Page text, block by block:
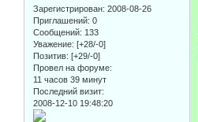
Зарегистрирован: 2008-08-26
Приглашений: 0
Сообщений: 133
Уважение: [+28/-0]
Позитив: [+29/-0]
Провел на форуме:
11 часов 39 минут
Последний визит:
2008-12-10 19:48:20